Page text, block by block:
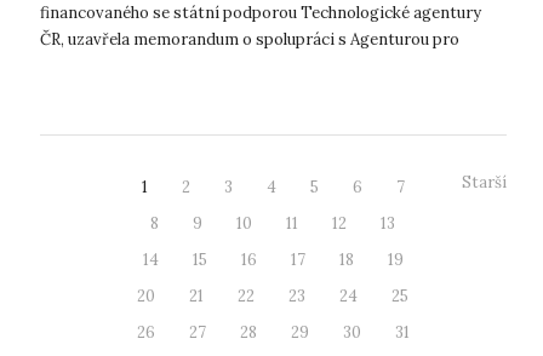
financovaného se státní podporou Technologické agentury
ČR, uzavřela memorandum o spolupráci s Agenturou pro
1 2 3 4 5 6
7
8
9 10 11 12
13
14
15 16 17 18
19
20
21 22 23 24
25
26
27 28 29 30
31
Starší